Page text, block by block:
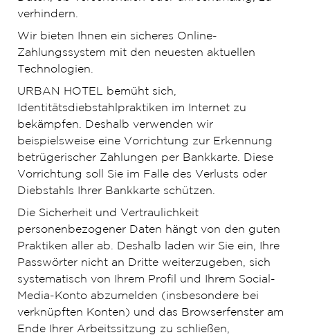
verhindern.
Wir bieten Ihnen ein sicheres Online-
Zahlungssystem mit den neuesten aktuellen
Technologien.
URBAN HOTEL bemüht sich,
Identitätsdiebstahlpraktiken im Internet zu
bekämpfen. Deshalb verwenden wir
beispielsweise eine Vorrichtung zur Erkennung
betrügerischer Zahlungen per Bankkarte. Diese
Vorrichtung soll Sie im Falle des Verlusts oder
Diebstahls Ihrer Bankkarte schützen.
Die Sicherheit und Vertraulichkeit
personenbezogener Daten hängt von den guten
Praktiken aller ab. Deshalb laden wir Sie ein, Ihre
Passwörter nicht an Dritte weiterzugeben, sich
systematisch von Ihrem Profil und Ihrem Social-
Media-Konto abzumelden (insbesondere bei
verknüpften Konten) und das Browserfenster am
Ende Ihrer Arbeitssitzung zu schließen,